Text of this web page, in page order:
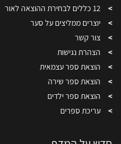
12 כללים לבחירת ההוצאה לאור
יוצרים ממליצים על סער
צור קשר
הצהרת נגישות
הוצאת ספר עצמאית
הוצאת ספר שירה
הוצאת ספר ילדים
עריכת ספרים